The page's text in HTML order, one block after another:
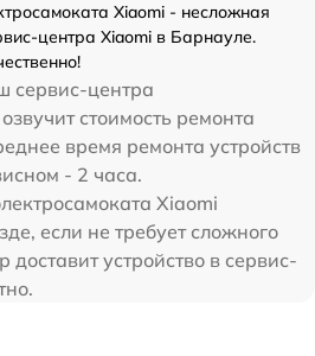
Xiaomi - несложная
центра Xiaomi в Барнауле.
сервис-центра
стоимость ремонта
время ремонта устройств
- 2 часа.
Xiaomi
если не требует сложного
устройство в сервис-